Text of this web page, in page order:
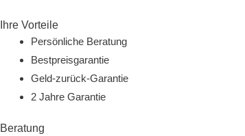
Inhalt
springen
Ihre Vorteile
Persönliche Beratung
Bestpreisgarantie
Geld-zurück-Garantie
2 Jahre Garantie
Beratung